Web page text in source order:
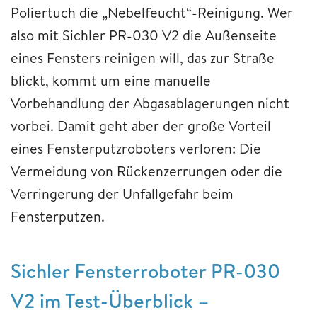
Poliertuch die „Nebelfeucht“-Reinigung. Wer
also mit Sichler PR-030 V2 die Außenseite
eines Fensters reinigen will, das zur Straße
blickt, kommt um eine manuelle
Vorbehandlung der Abgasablagerungen nicht
vorbei. Damit geht aber der große Vorteil
eines Fensterputzroboters verloren: Die
Vermeidung von Rückenzerrungen oder die
Verringerung der Unfallgefahr beim
Fensterputzen.
Sichler Fensterroboter PR-030
V2 im Test-Überblick –